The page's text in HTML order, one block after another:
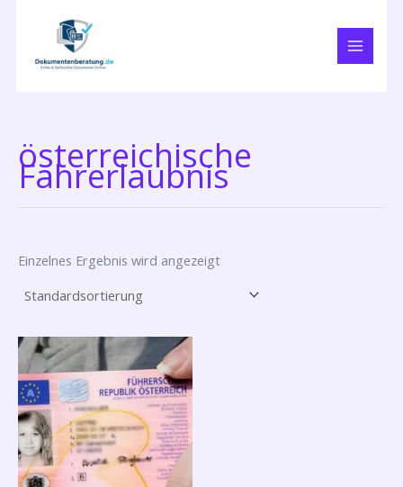
österreichische
Fahrerlaubnis
Einzelnes Ergebnis wird angezeigt